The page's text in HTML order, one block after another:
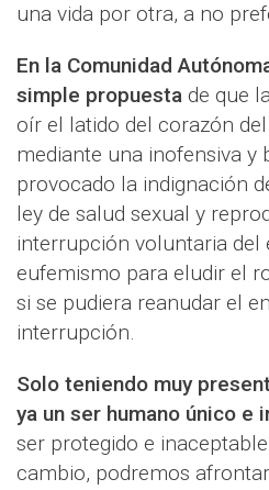
una vida por otra, a no
En la Comunidad
simple propuesta de que
oír el latido del corazón
mediante una inofensiva y
provocado la indignación
ley de salud sexual y
interrupción voluntaria del
eufemismo para eludir el
si se pudiera reanudar el
interrupción.
Solo teniendo muy
ya un ser humano único e
ser protegido e
cambio, podremos